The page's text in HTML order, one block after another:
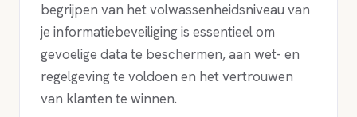
begrijpen van het volwassenheidsniveau van
je informatiebeveiliging is essentieel om
gevoelige data te beschermen, aan wet- en
regelgeving te voldoen en het vertrouwen
van klanten te winnen.